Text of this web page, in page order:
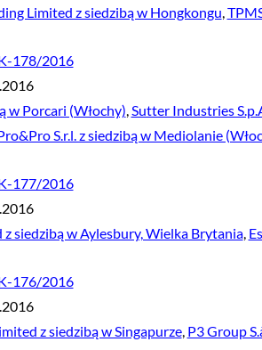
Limited z siedzibą w Hongkongu,
178/2016
w Porcari (Włochy),Sutter Industries
S.r.l. z siedzibą w Mediolanie
177/2016
siedzibą w Aylesbury, Wielka Brytania,
176/2016
z siedzibą w Singapurze, P3 Group